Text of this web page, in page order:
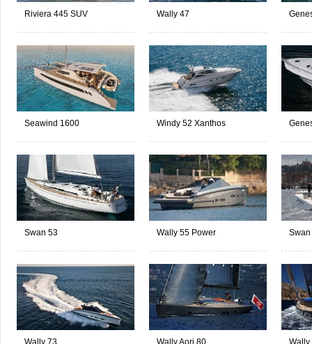
Riviera 445 SUV Wally 47
Seawind 1600 Windy 52 Xanthos
Swan 53 Wally 55 Power
Wally 73 Wally Aori 80 Wally